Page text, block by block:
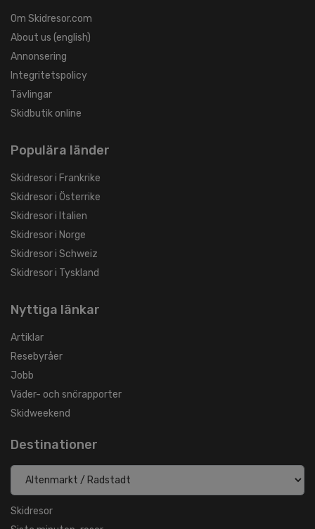
Om Skidresor.com
About us (english)
Annonsering
Integritetspolicy
Tävlingar
Skidbutik online
Populära länder
Skidresor i Frankrike
Skidresor i Österrike
Skidresor i Italien
Skidresor i Norge
Skidresor i Schweiz
Skidresor i Tyskland
Nyttiga länkar
Artiklar
Resebyråer
Jobb
Väder- och snörapporter
Skidweekend
Destinationer
Skidresor